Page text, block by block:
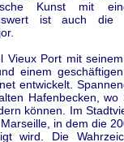
Kunst mit
ist auch die
Vieux Port mit
einem
entwickelt.
Hafenbecken, wo
können. Im
in dem die
wird. Die